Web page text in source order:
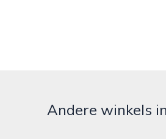
Andere winkels